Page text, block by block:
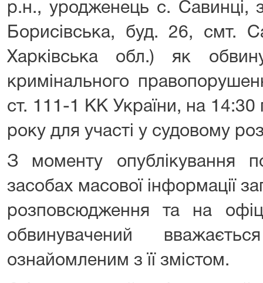
р.н., уродженець с. Савинці,
Борисівська, буд. 26, смт.
Харківська обл.) як
кримінального
ст. 111-1 КК України, на 14:30
року для участі у судовому
З моменту опублікування
засобах масової інформації
розповсюдження та на
обвинувачений
ознайомленим з її змістом.